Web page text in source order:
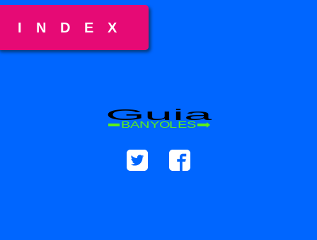
Guia
BANYOLES
INDEX